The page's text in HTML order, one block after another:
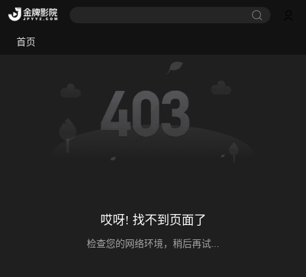
首页
哎呀! 找不到页面了
检查您的网络环境，稍后再试...